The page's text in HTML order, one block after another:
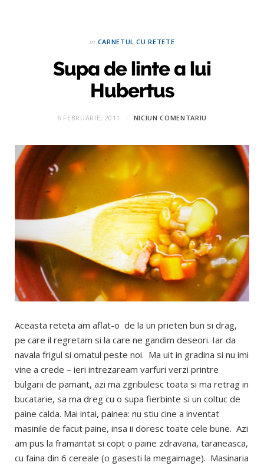
in CARNETUL CU RETETE
Supa de linte a lui
Hubertus
6 FEBRUARIE, 2011 NICIUN COMENTARIU
Aceasta reteta am aflat-o de la un prieten bun si drag,
pe care il regretam si la care ne gandim deseori. Iar da
navala frigul si omatul peste noi. Ma uit in gradina si nu imi
vine a crede – ieri intrezaream varfuri verzi printre
bulgarii de pamant, azi ma zgribulesc toata si ma retrag in
bucatarie, sa ma dreg cu o supa fierbinte si un coltuc de
paine calda. Mai intai, painea: nu stiu cine a inventat
masinile de facut paine, insa ii doresc toate cele bune. Azi
am pus la framantat si copt o paine zdravana, taraneasca,
cu faina din 6 cereale (o gasesti la megaimage). Masinaria